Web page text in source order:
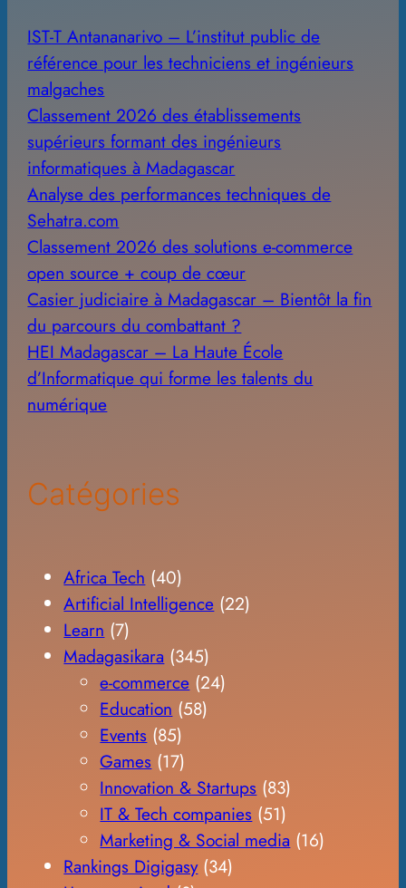
IST-T Antananarivo – L’institut public de
référence pour les techniciens et ingénieurs
malgaches
Classement 2026 des établissements
supérieurs formant des ingénieurs
informatiques à Madagascar
Analyse des performances techniques de
Sehatra.com
Classement 2026 des solutions e-commerce
open source + coup de cœur
Casier judiciaire à Madagascar – Bientôt la fin
du parcours du combattant ?
HEI Madagascar – La Haute École
d’Informatique qui forme les talents du
numérique
Catégories
Africa Tech (40)
Artificial Intelligence (22)
Learn (7)
Madagasikara (345)
e-commerce (24)
Education (58)
Events (85)
Games (17)
Innovation & Startups (83)
IT & Tech companies (51)
Marketing & Social media (16)
Rankings Digigasy(34)